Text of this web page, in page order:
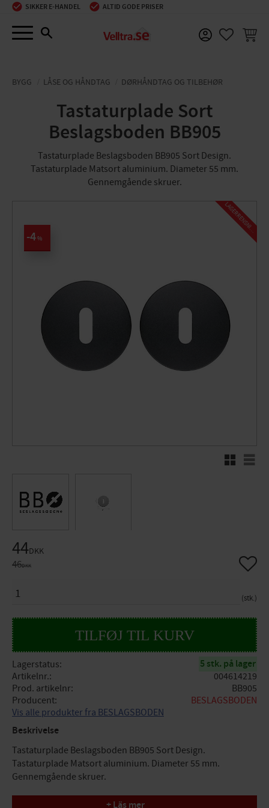
Menu
SIKKER E-HANDEL ALTID GODE PRISER
BYGG LÅSE OG HÅNDTAG DØRHÅNDTAG OG TILBEHØR
Tastaturplade Sort
Beslagsboden BB905
Tastaturplade Beslagsboden BB905 Sort Design.
Tastaturplade Matsort aluminium. Diameter 55 mm.
Gennemgående skruer.
4%
L
A
G
E
R
R
E
N
S
N
I
N
G
RutenettListe
Nedsat pris:
44DKK
Original pris:
46DKK
stk.
Gem
Lagerstatus 5 stk. på lager
Artikelnr.
004614219
Prod. artikelnr
BB905
Producent
BESLAGSBODEN
Vis alle produkter fra BESLAGSBODEN
Beskrivelse
Tastaturplade Beslagsboden BB905 Sort Design.
Tastaturplade Matsort aluminium. Diameter 55 mm.
Gennemgående skruer.
Specifikationer
+ Läs mer